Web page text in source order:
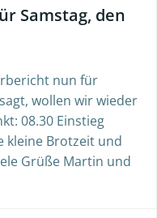
Samstag, den
nun für
wollen wir wieder
08.30 Einstieg
kleine Brotzeit und
Grüße Martin und